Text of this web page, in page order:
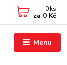
Menu
0 ks
za 0 Kč